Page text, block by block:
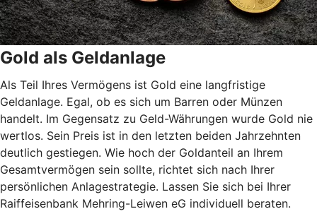
Gold als Geldanlage
Als Teil Ihres Vermögens ist Gold eine langfristige
Geldanlage. Egal, ob es sich um Barren oder Münzen
handelt. Im Gegensatz zu Geld-Währungen wurde Gold nie
wertlos. Sein Preis ist in den letzten beiden Jahrzehnten
deutlich gestiegen. Wie hoch der Goldanteil an Ihrem
Gesamtvermögen sein sollte, richtet sich nach Ihrer
persönlichen Anlagestrategie. Lassen Sie sich bei Ihrer
Raiffeisenbank Mehring-Leiwen eG individuell beraten.